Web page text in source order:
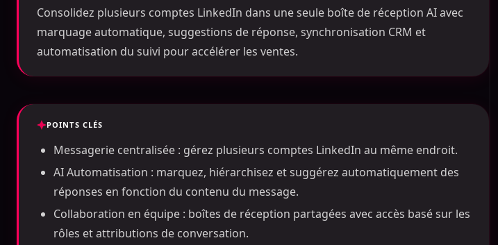
Consolidez plusieurs comptes LinkedIn dans une seule boîte de réception AI avec
marquage automatique, suggestions de réponse, synchronisation CRM et
automatisation du suivi pour accélérer les ventes.
POINTS CLÉS
Messagerie centralisée : gérez plusieurs comptes LinkedIn au même endroit.
AI Automatisation : marquez, hiérarchisez et suggérez automatiquement des
réponses en fonction du contenu du message.
Collaboration en équipe : boîtes de réception partagées avec accès basé sur les
rôles et attributions de conversation.